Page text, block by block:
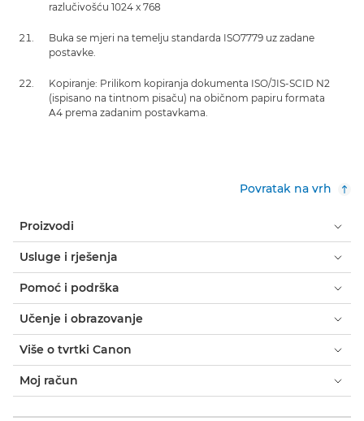
razlučivošću 1024 x 768
Buka se mjeri na temelju standarda ISO7779 uz zadane
postavke.
Kopiranje: Prilikom kopiranja dokumenta ISO/JIS-SCID N2
(ispisano na tintnom pisaču) na običnom papiru formata
A4 prema zadanim postavkama.
Povratak na vrh
Proizvodi
Usluge i rješenja
Pomoć i podrška
Učenje i obrazovanje
Više o tvrtki Canon
Moj račun